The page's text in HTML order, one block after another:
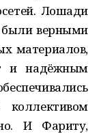
Лошади
верными
материалов,
и надёжным
И Фариту,